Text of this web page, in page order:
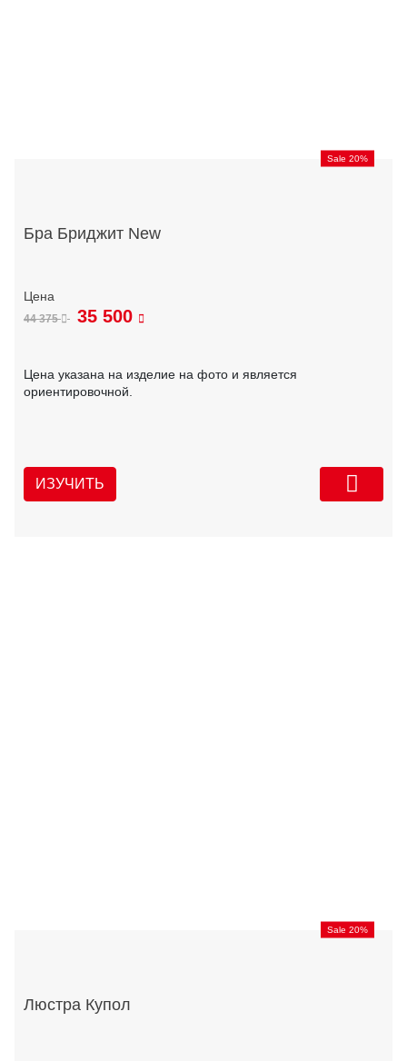
Sale 20%
Бра Бриджит New
44 375 35 500
Цена указана на изделие на фото и является
ориентировочной.
ИЗУЧИТЬ
Sale 20%
Люстра Купол